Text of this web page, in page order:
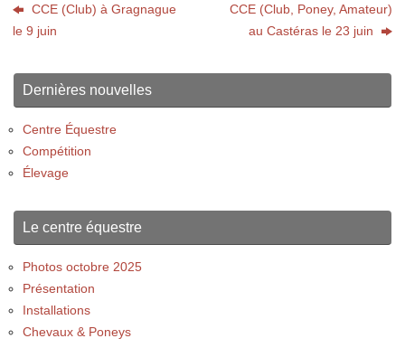
CCE (Club) à Gragnague
le 9 juin
CCE (Club, Poney, Amateur)
au Castéras le 23 juin
Dernières nouvelles
Centre Équestre
Compétition
Élevage
Le centre équestre
Photos octobre 2025
Présentation
Installations
Chevaux & Poneys